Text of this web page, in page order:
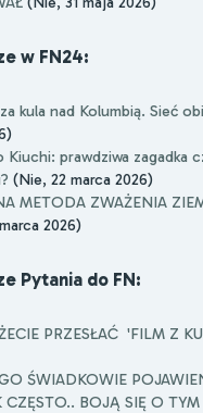
w FN24:
kula nad Kolumbią. Sieć
Kiuchi: prawdziwa zagadka
(Nie, 22 marca 2026)
METODA ZWAŻENIA
2026)
Pytania do FN:
PRZESŁAĆ 'FILM Z
ŚWIADKOWIE
CZĘSTO.. BOJĄ SIĘ O